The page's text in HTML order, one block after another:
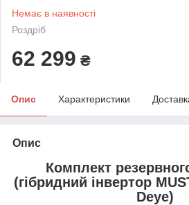
Немає в наявності
Роздріб
62 299 ₴
Опис Характеристики
Опис
Комплект
(гібридний інвертор
Deye)